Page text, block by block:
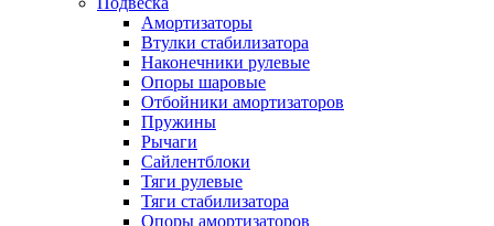
Амортизаторы
Втулки стабилизатора
Наконечники рулевые
Опоры шаровые
Отбойники амортизаторов
Пружины
Рычаги
Сайлентблоки
Тяги рулевые
Тяги стабилизатора
Опоры амортизаторов